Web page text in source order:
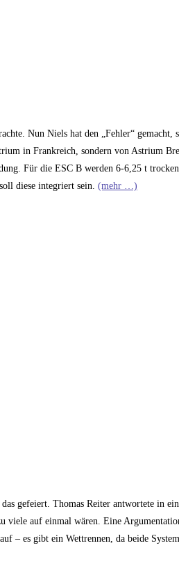
Nun Niels hat den „Fehler“ gemacht,
in Frankreich, sondern von Astrium
Für die ESC B werden 6-6,25 t
diese integriert sein. (mehr …)
gefeiert. Thomas Reiter antwortete in
viele auf einmal wären. Eine
– es gibt ein Wettrennen, da beide